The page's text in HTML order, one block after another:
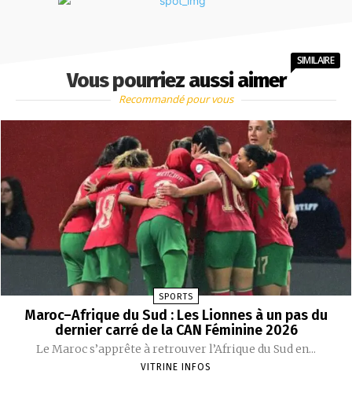
Vous pourriez aussi aimer
SIMILAIRE
Recommandé pour vous
SPORTS
Maroc–Afrique du Sud : Les Lionnes à un pas du
dernier carré de la CAN Féminine 2026
Le Maroc s’apprête à retrouver l’Afrique du Sud en...
VITRINE INFOS